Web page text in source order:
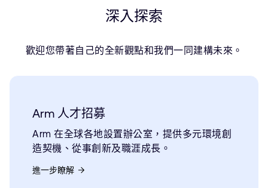
深入探索
歡迎您帶著自己的全新觀點和我們一同建構未來。
Arm 人才招募
Arm 在全球各地設置辦公室，提供多元環境創
造契機、從事創新及職涯成長。
進一步瞭解